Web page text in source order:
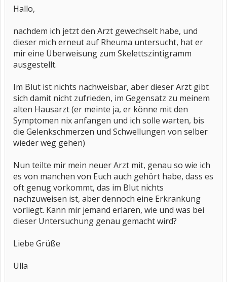
Hallo,
nachdem ich jetzt den Arzt gewechselt habe, und
dieser mich erneut auf Rheuma untersucht, hat er
mir eine Überweisung zum Skelettszintigramm
ausgestellt.
Im Blut ist nichts nachweisbar, aber dieser Arzt gibt
sich damit nicht zufrieden, im Gegensatz zu meinem
alten Hausarzt (er meinte ja, er könne mit den
Symptomen nix anfangen und ich solle warten, bis
die Gelenkschmerzen und Schwellungen von selber
wieder weg gehen)
Nun teilte mir mein neuer Arzt mit, genau so wie ich
es von manchen von Euch auch gehört habe, dass es
oft genug vorkommt, das im Blut nichts
nachzuweisen ist, aber dennoch eine Erkrankung
vorliegt. Kann mir jemand erlären, wie und was bei
dieser Untersuchung genau gemacht wird?
Liebe Grüße
Ulla